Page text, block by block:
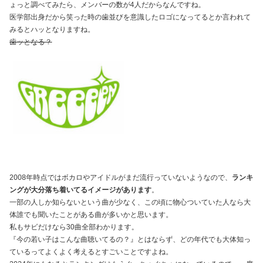
ょっと調べてみたら、メンバーの数が4人だからなんですね。
医学部出身だから笑った時の歯並びを意識したロゴになってるとか言われて
みるとハッとなりますね。
歯ッとなる？
2008年時点ではボカロやアイドルがまだ流行っていないようなので、 ランキ
ングが大分落ち着いてるイメージがあります。
一部の人しか知らないという曲が少なく、この頃に物心ついていた人なら大
体誰でも聞いたことがある曲が多いかと思います。
私もサビだけなら30曲全部わかります。
『今の若い子はこんな曲聴いてるの？』とはならず、どの年代でも大体知っ
ているってよくよく考えるとすごいことですよね。